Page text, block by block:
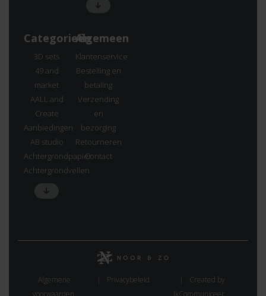
Categorieën
3D sets
49 and
market
AALL and
Create
Aanbiedingen
AB studio
Achtergrondpapier
Achtergrondvellen
Algemeen
Klantenservice
Bestelling en
betaling
Verzending
en
bezorging
Retourneren
Contact
Algemene
Privacybeleid
Created by